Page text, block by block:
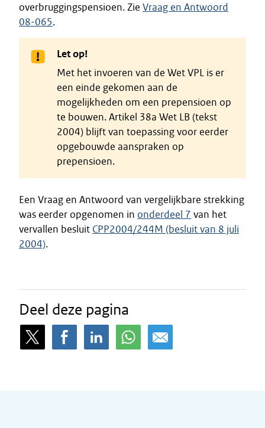
overbruggingspensioen. Zie Vraag en Antwoord
08-065.
Let op!
Met het invoeren van de Wet VPL is er
een einde gekomen aan de
mogelijkheden om een prepensioen op
te bouwen. Artikel 38a Wet LB (tekst
2004) blijft van toepassing voor eerder
opgebouwde aanspraken op
prepensioen.
Een Vraag en Antwoord van vergelijkbare strekking
was eerder opgenomen in onderdeel 7 van het
vervallen besluit CPP2004/244M (besluit van 8 juli
2004).
Deel deze pagina